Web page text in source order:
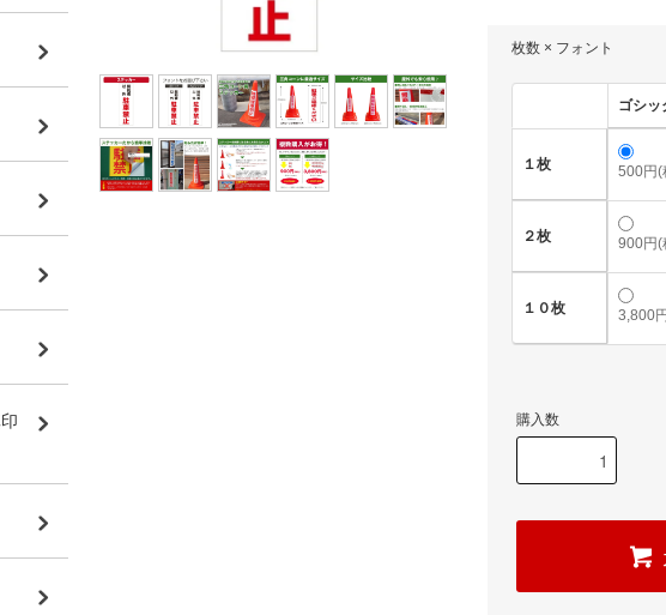
枚数 × フォント
ゴシッ
１枚 500円(
２枚 900円(
１０枚 3,800
購入数